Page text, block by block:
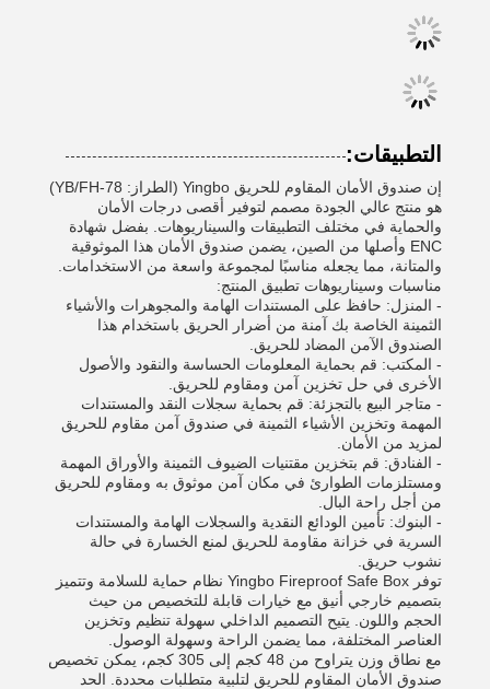
التطبيقات:
إن صندوق الأمان المقاوم للحريق Yingbo (الطراز: YB/FH-78)
هو منتج عالي الجودة مصمم لتوفير أقصى درجات الأمان
والحماية في مختلف التطبيقات والسيناريوهات. بفضل شهادة
ENC وأصلها من الصين، يضمن صندوق الأمان هذا الموثوقية
والمتانة، مما يجعله مناسبًا لمجموعة واسعة من الاستخدامات.
مناسبات وسيناريوهات تطبيق المنتج:
- المنزل: حافظ على المستندات الهامة والمجوهرات والأشياء
الثمينة الخاصة بك آمنة من أضرار الحريق باستخدام هذا
الصندوق الآمن المضاد للحريق.
- المكتب: قم بحماية المعلومات الحساسة والنقود والأصول
الأخرى في حل تخزين آمن ومقاوم للحريق.
- متاجر البيع بالتجزئة: قم بحماية سجلات النقد والمستندات
المهمة وتخزين الأشياء الثمينة في صندوق آمن مقاوم للحريق
لمزيد من الأمان.
- الفنادق: قم بتخزين مقتنيات الضيوف الثمينة والأوراق المهمة
ومستلزمات الطوارئ في مكان آمن موثوق به ومقاوم للحريق
من أجل راحة البال.
- البنوك: تأمين الودائع النقدية والسجلات الهامة والمستندات
السرية في خزانة مقاومة للحريق لمنع الخسارة في حالة
نشوب حريق.
توفر Yingbo Fireproof Safe Box نظام حماية للسلامة وتتميز
بتصميم خارجي أنيق مع خيارات قابلة للتخصيص من حيث
الحجم واللون. يتيح التصميم الداخلي سهولة تنظيم وتخزين
العناصر المختلفة، مما يضمن الراحة وسهولة الوصول.
مع نطاق وزن يتراوح من 48 كجم إلى 305 كجم، يمكن تخصيص
صندوق الأمان المقاوم للحريق لتلبية متطلبات محددة. الحد